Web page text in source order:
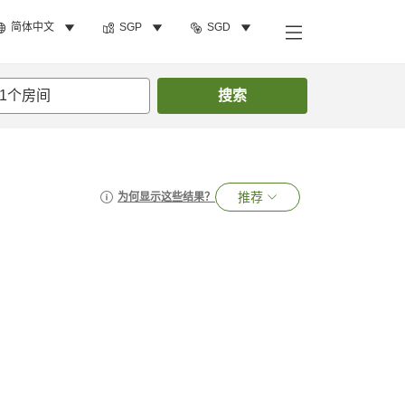
简体中文 SGP SGD
1个房间 搜索
为何显示这些结果？ 推荐